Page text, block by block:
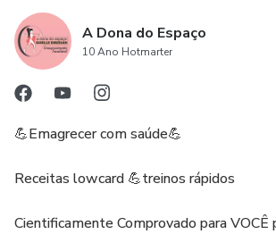
podem ser aplicadas em qualquer fase da
hoje mesmo a transformar sua realidade e
abundante que você merece.
Adquira agora mesmo o guia "50 dicas
Prosperidade" e dê o primeiro passo rumo
trilhar seu caminho para o sucesso agora
A Dona do Espaço
10 Ano Hotmarter
💪Emagrecer com saúde💪
Receitas lowcard 💪treinos rápidos
Cientificamente Comprovado para